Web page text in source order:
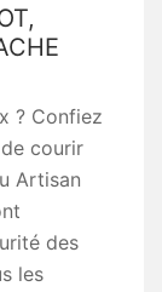
? Confiez
courir
Artisan
des
les